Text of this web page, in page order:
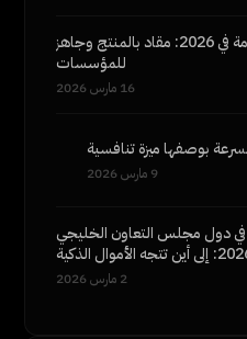
نمو البرمجيات كخدمة في 2026: مقاد بالمنتج وجاهز
للمؤسسات
16 مارس 2026
9 مارس 2026
في دول مجلس التعاون الخليجي
أين تتجه الأموال الذكية
2 مارس 2026